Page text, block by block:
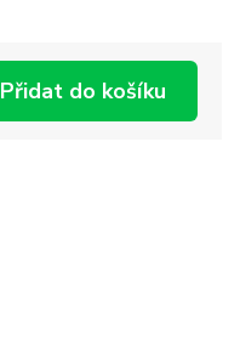
Přidat do košíku